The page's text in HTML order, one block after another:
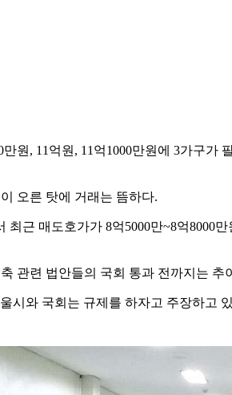
원, 11억원, 11억1000만원에 3가구가
오른 탓에 거래는 뜸하다.
근 매도호가가 8억5000만~8억
관련 법안들의 국회 통과 전까지는 추
시와 국회는 규제를 하자고 주장하고